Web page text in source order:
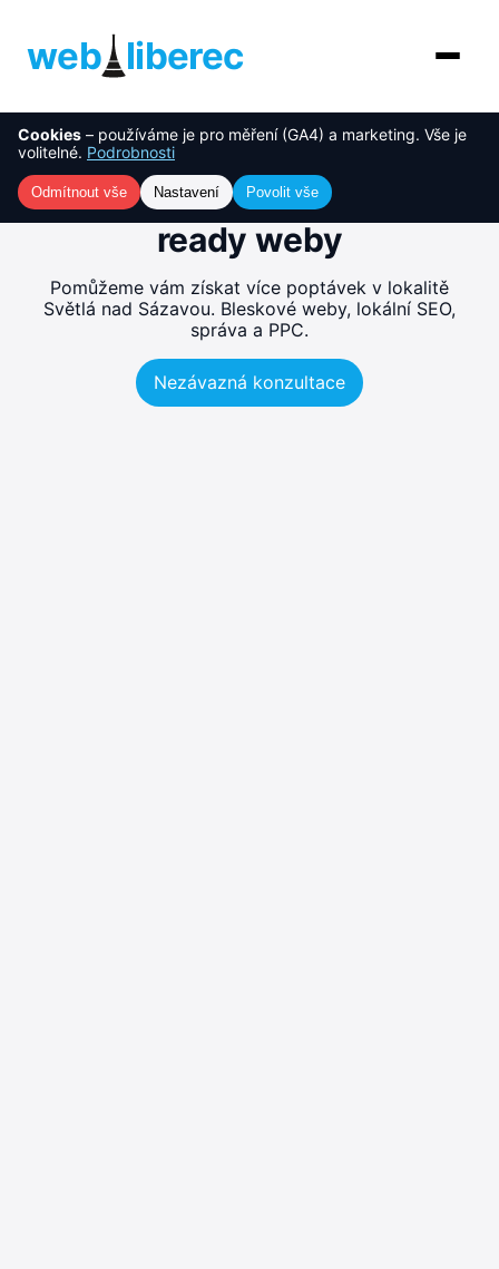
web liberec
O nás
Služby
NOVINKA
Ceník
Cookies – používáme je pro měření (GA4) a marketing. Vše je
volitelné. Podrobnosti
Odmítnout vše Nastavení Povolit vše
Tvorba webu Světlá nad
Sázavou – rychlé, SEO-
ready weby
Pomůžeme vám získat více poptávek v lokalitě
Světlá nad Sázavou. Bleskové weby, lokální SEO,
správa a PPC.
Nezávazná konzultace